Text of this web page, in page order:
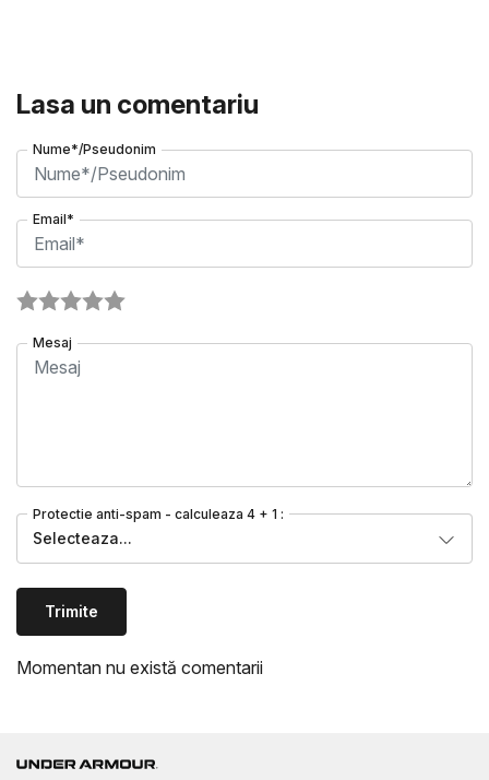
Lasa un comentariu
Nume*/Pseudonim
Email*
Mesaj
Protectie anti-spam - calculeaza 4 + 1 :
Selecteaza...
Trimite
Momentan nu există comentarii